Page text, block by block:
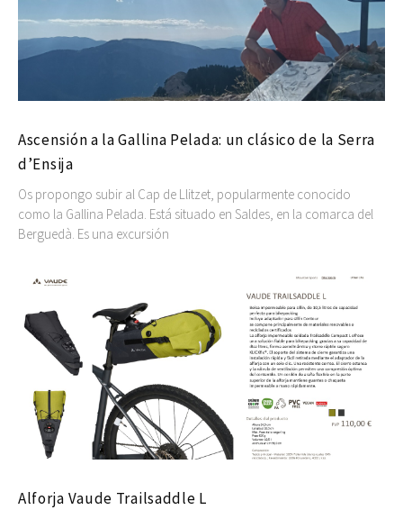
Ascensión a la Gallina Pelada: un clásico de la Serra
d’Ensija
Os propongo subir al Cap de Llitzet, popularmente conocido
como la Gallina Pelada. Está situado en Saldes, en la comarca del
Berguedà. Es una excursión
Alforja Vaude Trailsaddle L